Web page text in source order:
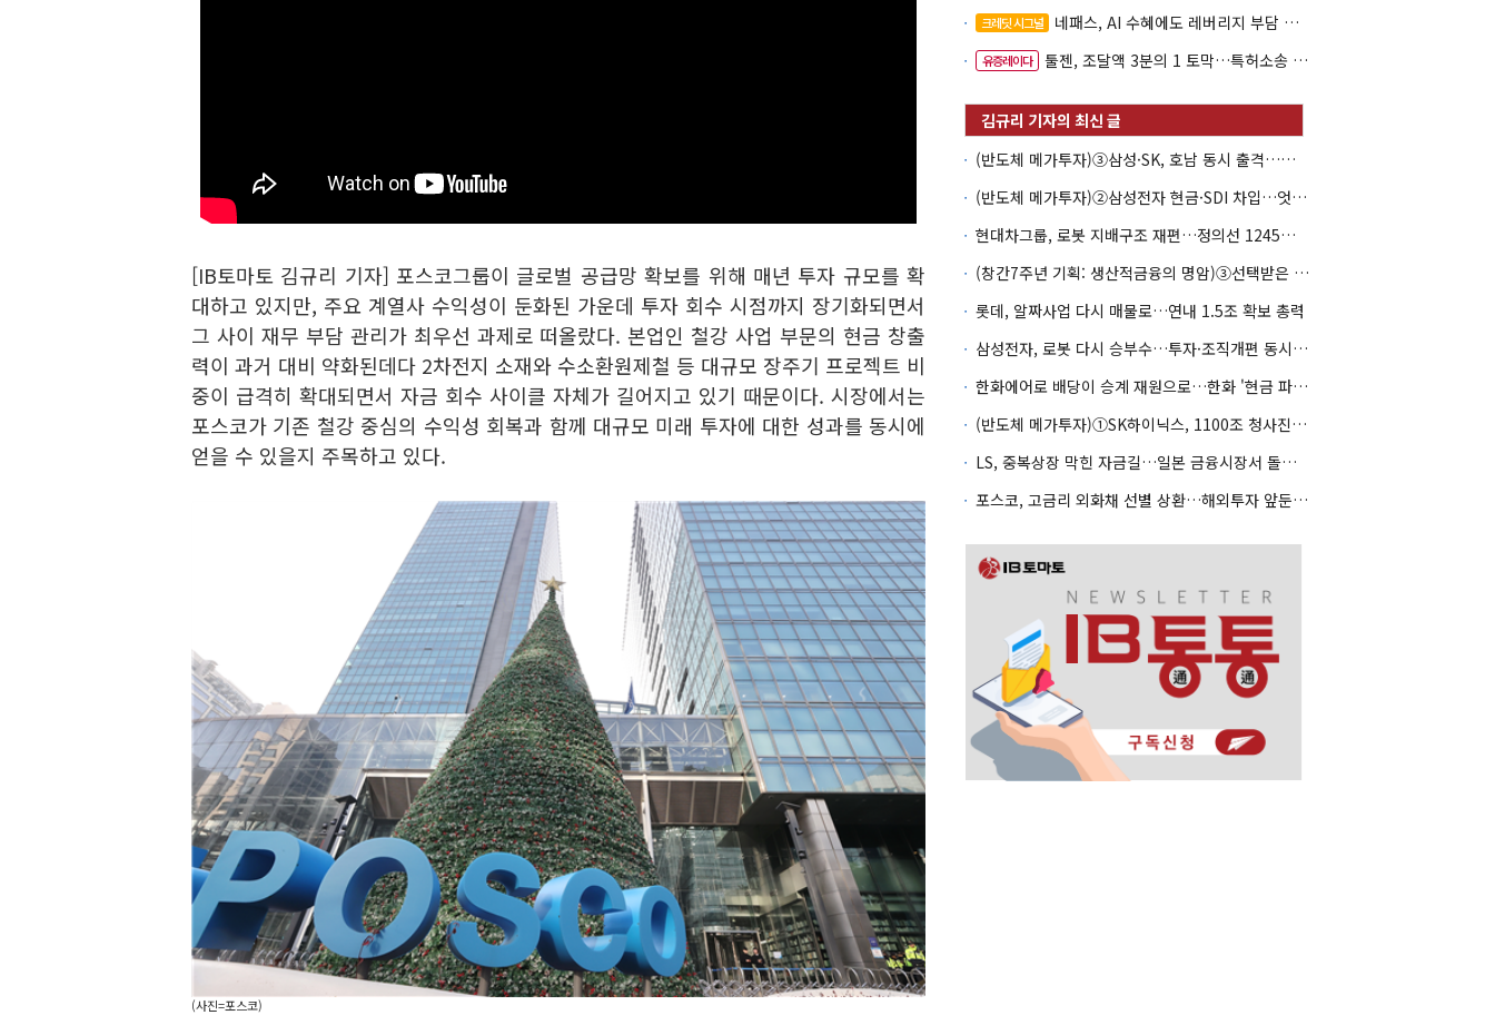
[IB토마토 김규리 기자] 포스코그룹이 글로벌 공급망 확보를 위해 매년 투자 규모를 확
대하고 있지만, 주요 계열사 수익성이 둔화된 가운데 투자 회수 시점까지 장기화되면서
그 사이 재무 부담 관리가 최우선 과제로 떠올랐다. 본업인 철강 사업 부문의 현금 창출
력이 과거 대비 약화된데다 2차전지 소재와 수소환원제철 등 대규모 장주기 프로젝트 비
중이 급격히 확대되면서 자금 회수 사이클 자체가 길어지고 있기 때문이다. 시장에서는
포스코가 기존 철강 중심의 수익성 회복과 함께 대규모 미래 투자에 대한 성과를 동시에
얻을 수 있을지 주목하고 있다.
(사진=포스코)
크레딧 시그널 네패스, AI 수혜에도 레버리지 부담 여전
유증레이다 툴젠, 조달액 3분의 1 토막…특허소송 비용부터 챙긴다
(반도체 메가투자)③삼성·SK, 호남 동시 출격…인력·협력사 쟁탈전
(반도체 메가투자)②삼성전자 현금·SDI 차입…엇갈린 2655조 투자체력
현대차그룹, 로봇 지배구조 재편…정의선 1245억 추가 투입 유력
(창간7주년 기획: 생산적금융의 명암)③선택받은 산업, 커진 자금격차
롯데, 알짜사업 다시 매물로…연내 1.5조 확보 총력
삼성전자, 로봇 다시 승부수…투자·조직개편 동시 가동
한화에어로 배당이 승계 재원으로…한화 '현금 파이프라인' 강화
(반도체 메가투자)①SK하이닉스, 1100조 청사진의 조건은 '현금'
LS, 중복상장 막힌 자금길…일본 금융시장서 돌파구 찾나
포스코, 고금리 외화채 선별 상환…해외투자 앞둔 포석